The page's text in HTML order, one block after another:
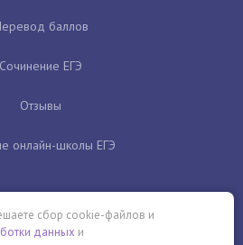
баллов
Сочинение ЕГЭ
Отзывы
онлайн-школы ЕГЭ
сбор cookie-файлов и
данных и